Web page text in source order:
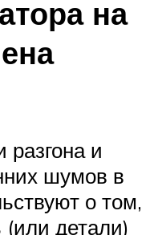
на
разгона и
шумов в
о том,
(или детали)